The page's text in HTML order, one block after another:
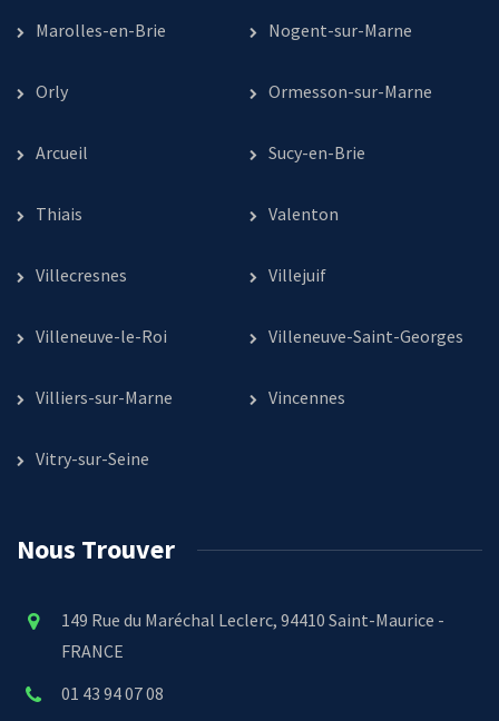
Marolles-en-Brie Nogent-sur-Marne
Orly Ormesson-sur-Marne
Arcueil Sucy-en-Brie
Thiais Valenton
Villecresnes Villejuif
Villeneuve-le-Roi Villeneuve-Saint-Georges
Villiers-sur-Marne Vincennes
Vitry-sur-Seine
Nous Trouver
149 Rue du Maréchal Leclerc, 94410 Saint-Maurice -
FRANCE
01 43 94 07 08